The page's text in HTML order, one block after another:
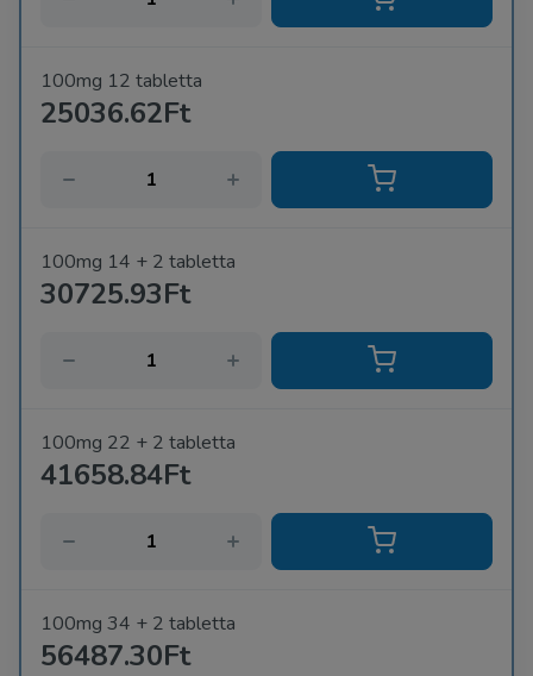
alternatíváját, amelyet a legrövidebb időn belül eljuttatunk
100mg 12 tabletta
25036.62Ft
100mg 14 + 2 tabletta
30725.93Ft
100mg 22 + 2 tabletta
41658.84Ft
100mg 34 + 2 tabletta
56487.30Ft